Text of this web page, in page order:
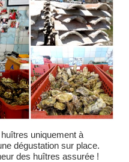
uniquement à
dégustation sur place.
des huîtres assurée !